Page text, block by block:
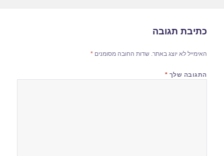
כתיבת תגובה
האימייל לא יוצג באתר. שדות החובה מסומנים*
התגובה שלך *